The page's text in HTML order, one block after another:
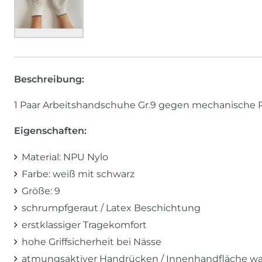
Beschreibung:
1 Paar Arbeitshandschuhe Gr.9 gegen mechanische
Eigenschaften:
Material: NPU Nylo
Farbe: weiß mit schwarz
Größe: 9
schrumpfgeraut / Latex Beschichtung
erstklassiger Tragekomfort
hohe Griffsicherheit bei Nässe
atmungsaktiver Handrücken / Innenhandfläche